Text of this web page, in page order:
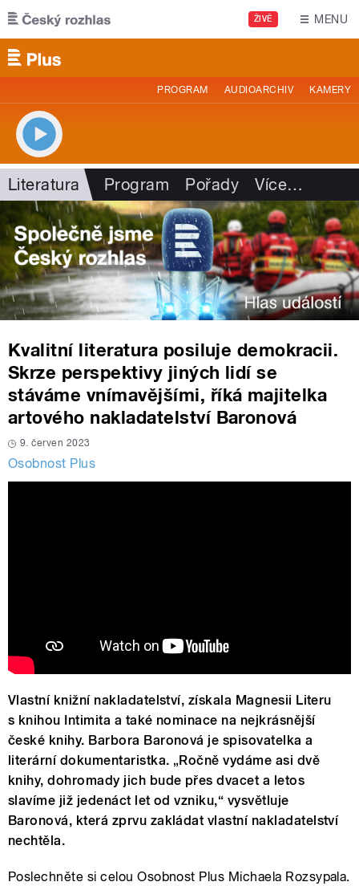
Přejít k hlavnímu obsahu
ŽIVĚ MENU
PROGRAM AUDIOARCHIV KAMERY
Literatura Program Pořady Více…
Kvalitní literatura posiluje demokracii.
Skrze perspektivy jiných lidí se
stáváme vnímavějšími, říká majitelka
artového nakladatelství Baronová
9. červen 2023
Osobnost Plus
Vlastní knižní nakladatelství, získala Magnesii Literu
s knihou Intimita a také nominace na nejkrásnější
české knihy. Barbora Baronová je spisovatelka a
literární dokumentaristka. „Ročně vydáme asi dvě
knihy, dohromady jich bude přes dvacet a letos
slavíme již jedenáct let od vzniku,“ vysvětluje
Baronová, která zprvu zakládat vlastní nakladatelství
nechtěla.
Poslechněte si celou Osobnost Plus Michaela Rozsypala.